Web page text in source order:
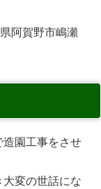
阿賀野市嶋瀬
園工事をさせ
大変の世話にな